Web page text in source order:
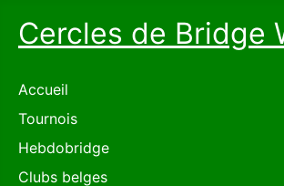
Cercles de Bridge
Accueil
Tournois
Hebdobridge
Clubs belges